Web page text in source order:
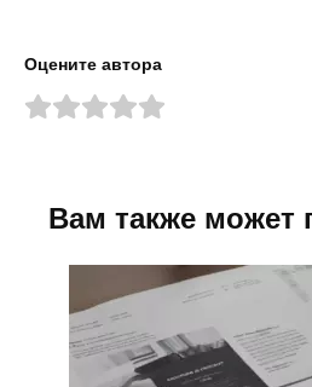
Оцените автора
Вам также может